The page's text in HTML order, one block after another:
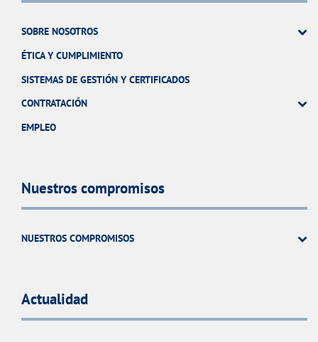
SOBRE NOSOTROS
ÉTICA Y CUMPLIMIENTO
SISTEMAS DE GESTIÓN Y CERTIFICADOS
CONTRATACIÓN
EMPLEO
Nuestros compromisos
NUESTROS COMPROMISOS
Actualidad